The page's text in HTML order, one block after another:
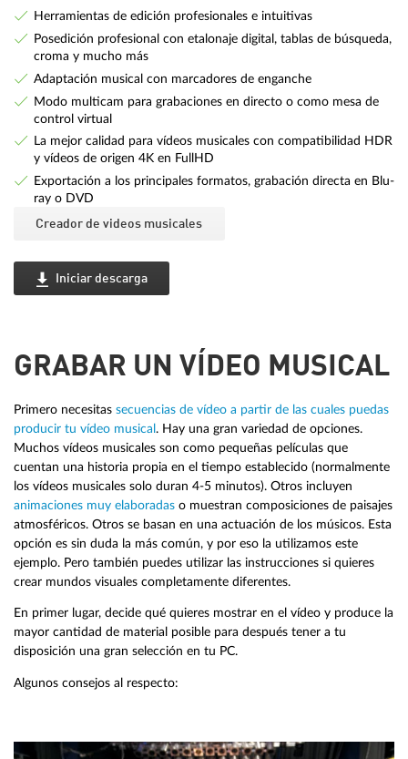
Herramientas de edición profesionales e intuitivas
Posedición profesional con etalonaje digital, tablas de búsqueda,
croma y mucho más
Adaptación musical con marcadores de enganche
Modo multicam para grabaciones en directo o como mesa de
control virtual
La mejor calidad para vídeos musicales con compatibilidad HDR
y vídeos de origen 4K en FullHD
Exportación a los principales formatos, grabación directa en Blu-
ray o DVD
Creador de videos musicales
Iniciar descarga
GRABAR UN VÍDEO MUSICAL
Primero necesitas secuencias de vídeo a partir de las cuales puedas
producir tu vídeo musical. Hay una gran variedad de opciones.
Muchos vídeos musicales son como pequeñas películas que
cuentan una historia propia en el tiempo establecido (normalmente
los vídeos musicales solo duran 4-5 minutos). Otros incluyen
animaciones muy elaboradas o muestran composiciones de paisajes
atmosféricos. Otros se basan en una actuación de los músicos. Esta
opción es sin duda la más común, y por eso la utilizamos este
ejemplo. Pero también puedes utilizar las instrucciones si quieres
crear mundos visuales completamente diferentes.
En primer lugar, decide qué quieres mostrar en el vídeo y produce la
mayor cantidad de material posible para después tener a tu
disposición una gran selección en tu PC.
Algunos consejos al respecto: